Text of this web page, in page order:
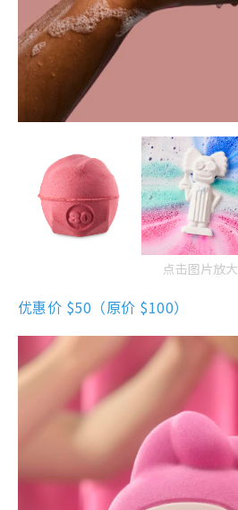
点击图片放大
优惠价 $50（原价 $100）